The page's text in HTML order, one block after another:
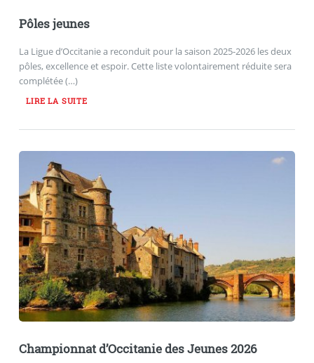
Pôles jeunes
La Ligue d’Occitanie a reconduit pour la saison 2025-2026 les deux
pôles, excellence et espoir. Cette liste volontairement réduite sera
complétée (…)
LIRE LA SUITE
Championnat d’Occitanie des Jeunes 2026